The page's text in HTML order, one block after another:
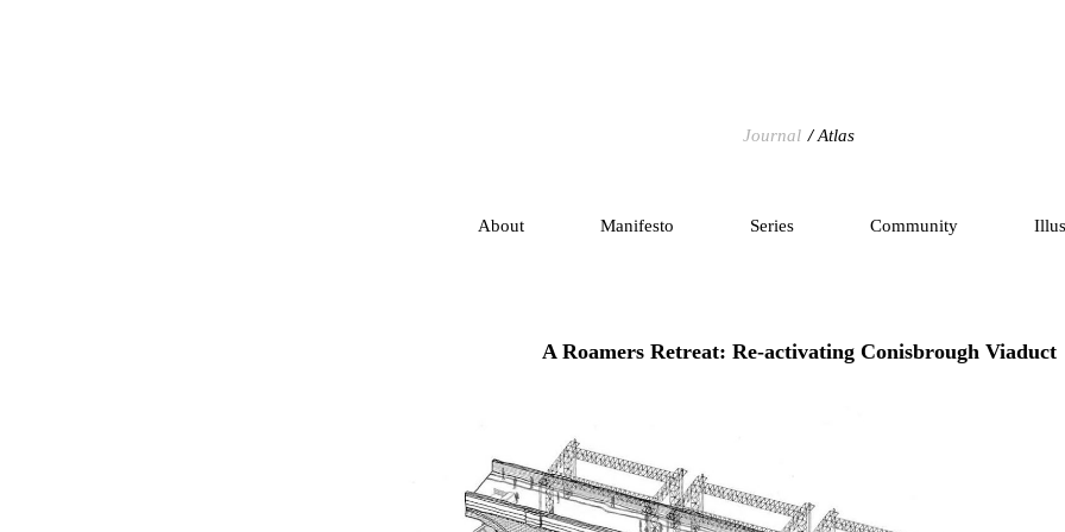
Journal Atlas
About Manifesto Series Community
A Roamers Retreat: Re-activating Conisbrough Viaduct